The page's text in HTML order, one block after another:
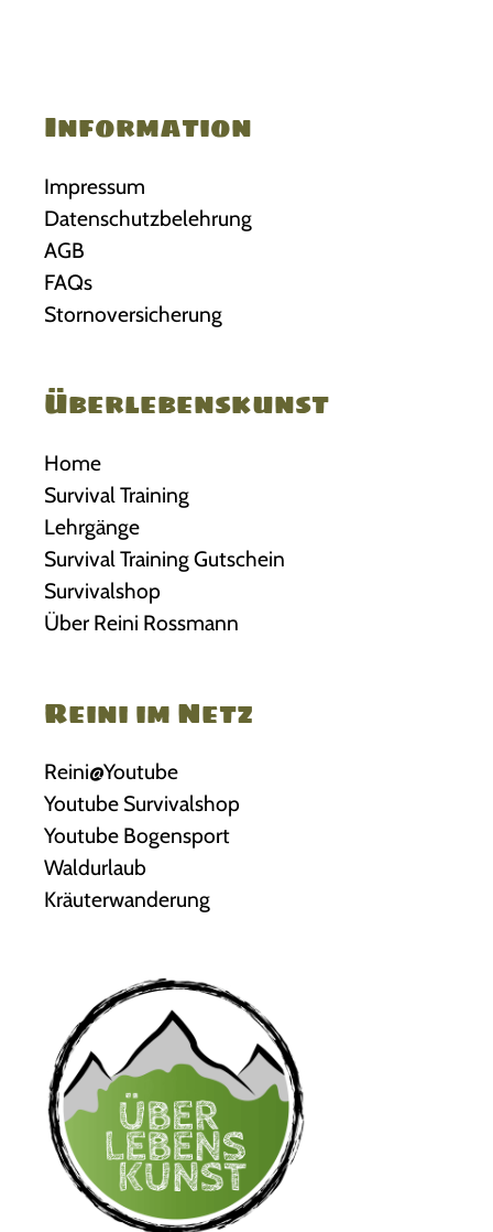
Information
Impressum
Datenschutzbelehrung
AGB
FAQs
Stornoversicherung
Überlebenskunst
Home
Survival Training
Lehrgänge
Survival Training Gutschein
Survivalshop
Über Reini Rossmann
Reini im Netz
Reini@Youtube
Youtube Survivalshop
Youtube Bogensport
Waldurlaub
Kräuterwanderung